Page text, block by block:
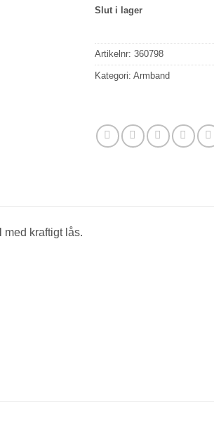
Slut i lager
Artikelnr: 360798
Kategori: Armband
med kraftigt lås.